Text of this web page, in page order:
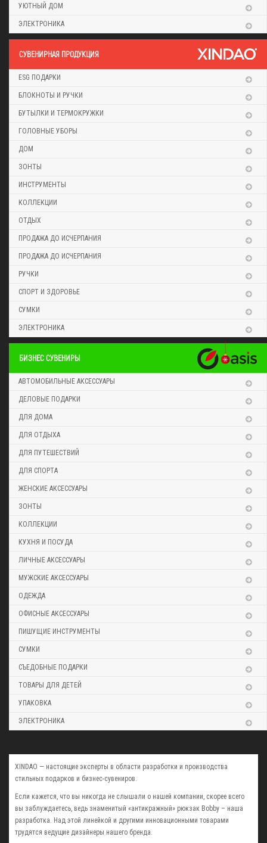
УЮТНЫЙ ДОМ
ЭЛЕКТРОНИКА
CУВЕНИРНАЯ ПРОДУКЦИЯ
ESG ПОДАРКИ
БЛОКНОТЫ И РУЧКИ
БУТЫЛКИ И ТЕРМОКРУЖКИ
ГОЛОВНЫЕ УБОРЫ
ДОМ
ЗОНТЫ
ИНСТРУМЕНТЫ
КОЛЛЕКЦИИ
ОТДЫХ
ПРОДАЖА ДО ИСЧЕРПАНИЯ
ПРОДАЖА ДО ИСЧЕРПАНИЯ
РУЧКИ
СПОРТ И ЗДОРОВЬЕ
СУМКИ
ЭЛЕКТРОНИКА
БИЗНЕС СУВЕНИРЫ
АВТОМОБИЛЬНЫЕ АКСЕССУАРЫ
ДЕЛОВЫЕ ПОДАРКИ
ДЛЯ ДОМА
ДЛЯ ОТДЫХА
ДЛЯ ПУТЕШЕСТВИЙ
ДЛЯ СПОРТА
ЖЕНСКИЕ АКСЕССУАРЫ
ЗОНТЫ
КОЛЛЕКЦИИ
КУХНЯ И ПОСУДА
ЛИЧНЫЕ АКСЕССУАРЫ
МУЖСКИЕ АКСЕССУАРЫ
ОДЕЖДА
ОФИСНЫЕ АКСЕССУАРЫ
ПИШУЩИЕ ИНСТРУМЕНТЫ
СУМКИ
СЪЕДОБНЫЕ ПОДАРКИ
ТОВАРЫ ДЛЯ ДЕТЕЙ
УПАКОВКА
ЭЛЕКТРОНИКА
XINDAO — настоящие эксперты в области разработки и производства
стильных подарков и бизнес-сувениров.
Если кажется, что вы никогда не слышали о нашей компании, скорее всего
вы заблуждаетесь, ведь знаменитый «антикражный» рюкзак Bobby – наша
разработка. Над этой линейкой и другими инновационными товарами
трудятся ведущие дизайнеры нашего бренда.